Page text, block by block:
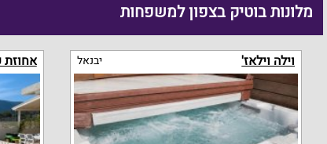
מלונות בוטיק בצפון למשפחות
וילה וילאז' יבנאל אחוזת